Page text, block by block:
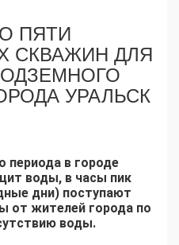
ПЯТИ
СКВАЖИН ДЛЯ
УРАЛЬСК
периода в городе
воды, в часы пик
дни) поступают
от жителей города по
воды.